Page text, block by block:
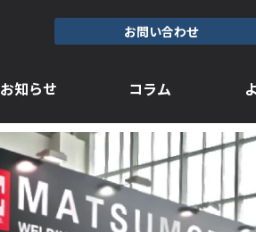
お問い合わせ
お知らせ コラム